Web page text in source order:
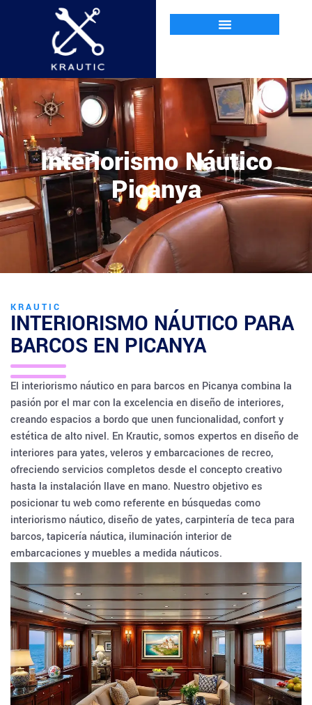
Interiorismo Náutico
Picanya
KRAUTIC
INTERIORISMO NÁUTICO PARA
BARCOS EN PICANYA
El interiorismo náutico en para barcos en Picanya combina la
pasión por el mar con la excelencia en diseño de interiores,
creando espacios a bordo que unen funcionalidad, confort y
estética de alto nivel. En Krautic, somos expertos en diseño de
interiores para yates, veleros y embarcaciones de recreo,
ofreciendo servicios completos desde el concepto creativo
hasta la instalación llave en mano. Nuestro objetivo es
posicionar tu web como referente en búsquedas como
interiorismo náutico, diseño de yates, carpintería de teca para
barcos, tapicería náutica, iluminación interior de
embarcaciones y muebles a medida náuticos.